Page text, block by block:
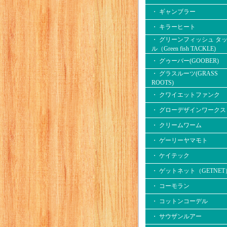
・ ギャンブラー
・ キラーヒート
・ グリーンフィッシュ タ
ル（Green fish TACKLE)
・ グゥーバー(GOOBER)
・ グラスルーツ(GRASS
ROOTS)
・ クワイエットファンク
・ グローデザインワークス
・ クリームワーム
・ ゲーリーヤマモト
・ ケイテック
・ ゲットネット（GETNET
・ コーモラン
・ コットンコーデル
・ サウザンルアー